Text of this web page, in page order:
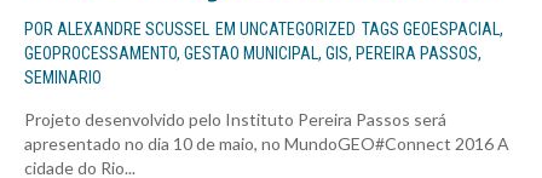
POR ALEXANDRE SCUSSEL EM UNCATEGORIZED TAGS GEOESPACIAL,
GEOPROCESSAMENTO, GESTAO MUNICIPAL, GIS, PEREIRA PASSOS,
SEMINARIO
Projeto desenvolvido pelo Instituto Pereira Passos será
apresentado no dia 10 de maio, no MundoGEO#Connect 2016 A
cidade do Rio...